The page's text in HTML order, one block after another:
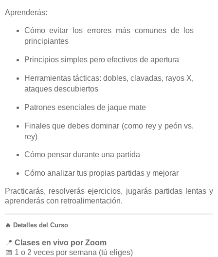
Aprenderás:
Cómo evitar los errores más comunes de los
principiantes
Principios simples pero efectivos de apertura
Herramientas tácticas: dobles, clavadas, rayos X,
ataques descubiertos
Patrones esenciales de jaque mate
Finales que debes dominar (como rey y peón vs.
rey)
Cómo pensar durante una partida
Cómo analizar tus propias partidas y mejorar
Practicarás, resolverás ejercicios, jugarás partidas lentas y
aprenderás con retroalimentación.
🔥 Detalles del Curso
📍 Clases en vivo por Zoom
📅 1 o 2 veces por semana (tú eliges)